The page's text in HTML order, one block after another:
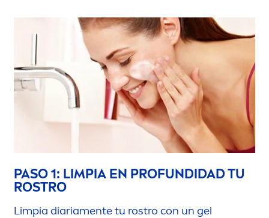
PASO 1: LIMPIA EN PROFUNDIDAD TU
ROSTRO
Limpia diariamente tu rostro con un gel